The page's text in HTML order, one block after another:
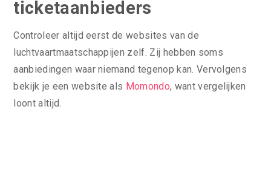
ticketaanbieders
Controleer altijd eerst de websites van de
luchtvaartmaatschappijen zelf. Zij hebben soms
aanbiedingen waar niemand tegenop kan. Vervolgens
bekijk je een website als Momondo, want vergelijken
loont altijd.